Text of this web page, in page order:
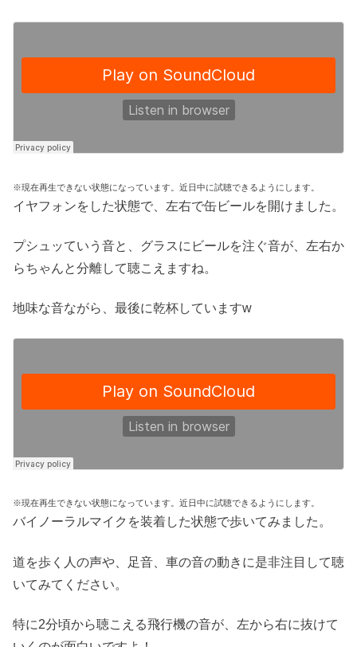
※現在再生できない状態になっています。近日中に試聴できるようにします。
イヤフォンをした状態で、左右で缶ビールを開けました。
プシュッていう音と、グラスにビールを注ぐ音が、左右か
らちゃんと分離して聴こえますね。
地味な音ながら、最後に乾杯していますw
※現在再生できない状態になっています。近日中に試聴できるようにします。
バイノーラルマイクを装着した状態で歩いてみました。
道を歩く人の声や、足音、車の音の動きに是非注目して聴
いてみてください。
特に2分頃から聴こえる飛行機の音が、左から右に抜けて